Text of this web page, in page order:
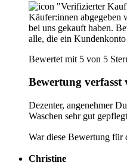
"Verifizierter
Käufer:innen abgegeben
bei uns gekauft haben.
alle, die ein Kundenkonto
Bewertet mit 5 von 5
Bewertung
Dezenter, angenehmer
Waschen sehr gut
War diese Bewertung für
Christine